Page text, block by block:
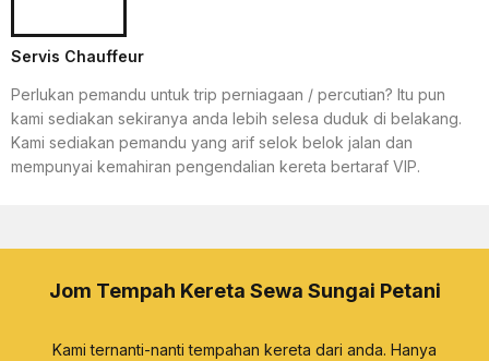
Servis Chauffeur
Perlukan pemandu untuk trip perniagaan / percutian? Itu pun
kami sediakan sekiranya anda lebih selesa duduk di belakang.
Kami sediakan pemandu yang arif selok belok jalan dan
mempunyai kemahiran pengendalian kereta bertaraf VIP.
Jom Tempah Kereta Sewa Sungai Petani
Kami ternanti-nanti tempahan kereta dari anda. Hanya